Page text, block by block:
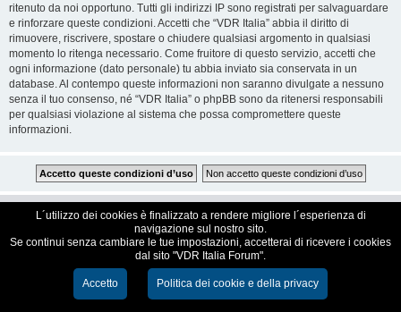
ritenuto da noi opportuno. Tutti gli indirizzi IP sono registrati per salvaguardare
e rinforzare queste condizioni. Accetti che “VDR Italia” abbia il diritto di
rimuovere, riscrivere, spostare o chiudere qualsiasi argomento in qualsiasi
momento lo ritenga necessario. Come fruitore di questo servizio, accetti che
ogni informazione (dato personale) tu abbia inviato sia conservata in un
database. Al contempo queste informazioni non saranno divulgate a nessuno
senza il tuo consenso, né “VDR Italia” o phpBB sono da ritenersi responsabili
per qualsiasi violazione al sistema che possa compromettere queste
informazioni.
VDR Italia, comunità italiana utilizzatori VDR
Creato daphpBB® Forum Software © phpBB Limited
Traduzione ItalianaphpBB-Italia.it
L´utilizzo dei cookies è finalizzato a rendere migliore l´esperienza di
navigazione sul nostro sito.
Se continui senza cambiare le tue impostazioni, accetterai di ricevere i cookies
dal sito "VDR Italia Forum".
Accetto Politica dei cookie e della privacy